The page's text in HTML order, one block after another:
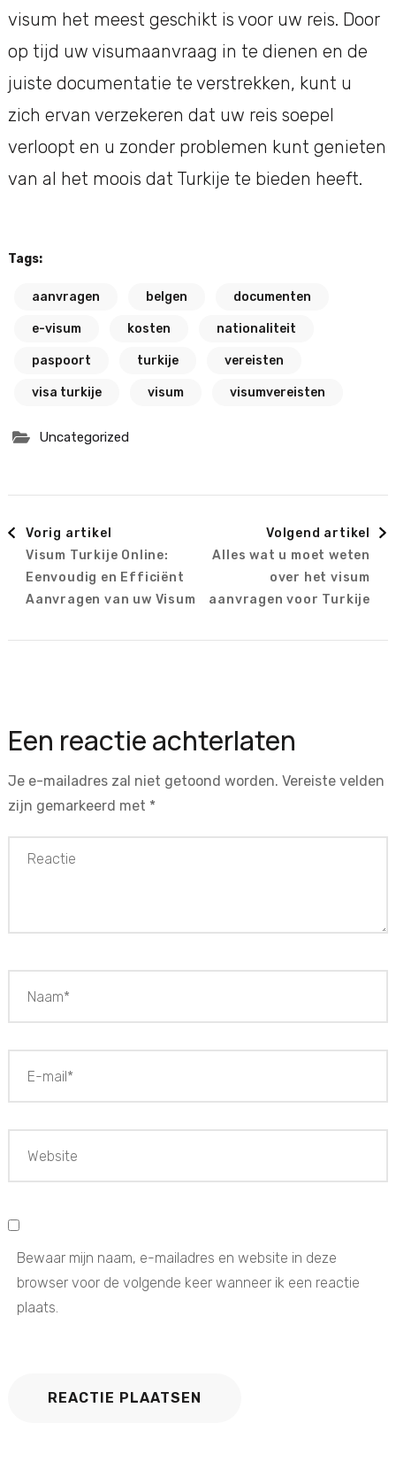
visum het meest geschikt is voor uw reis. Door
op tijd uw visumaanvraag in te dienen en de
juiste documentatie te verstrekken, kunt u
zich ervan verzekeren dat uw reis soepel
verloopt en u zonder problemen kunt genieten
van al het moois dat Turkije te bieden heeft.
Tags:
aanvragen belgen documenten
e-visum kosten nationaliteit
paspoort turkije vereisten
visa turkije visum visumvereisten
Uncategorized
Berichtnavigatie
Vorig artikel
Visum Turkije Online:
Eenvoudig en Efficiënt
Aanvragen van uw Visum
Volgend artikel
Alles wat u moet weten
over het visum
aanvragen voor Turkije
Een reactie achterlaten
Je e-mailadres zal niet getoond worden. Vereiste velden
zijn gemarkeerd met *
Bewaar mijn naam, e-mailadres en website in deze
browser voor de volgende keer wanneer ik een reactie
plaats.